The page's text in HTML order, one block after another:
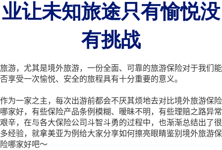
业让未知旅途只有愉悦没
有挑战
旅游，尤其是境外旅游，一份全面、可靠的旅游保险对于我们能
否享受一次愉悦、安全的旅程具有十分重要的意义。
作为一家之主，每次出游前都会不厌其烦地去对比境外旅游保险
哪家好，有些保险产品条例模糊、暧昧不明，有些理赔之路异常
艰辛，在与各大保险公司斗智斗勇的过程中，也渐渐总结出了很
多经验，就拿美亚为例给大家分享如何擦亮眼睛鉴别境外旅游保
险哪家好吧～